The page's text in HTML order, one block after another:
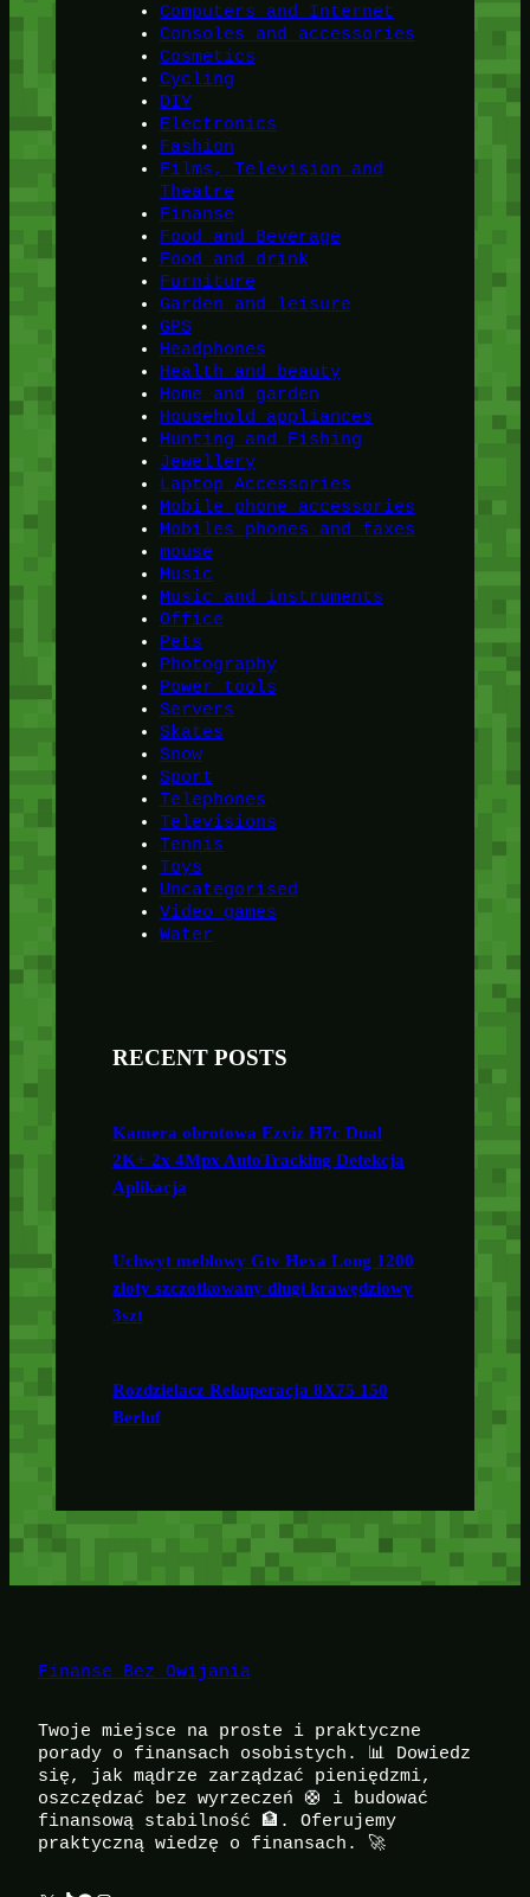
Computers and Internet
Consoles and accessories
Cosmetics
Cycling
DIY
Electronics
Fashion
Films, Television and
Theatre
Finanse
Food and Beverage
Food and drink
Furniture
Garden and leisure
GPS
Headphones
Health and beauty
Home and garden
Household appliances
Hunting and Fishing
Jewellery
Laptop Accessories
Mobile phone accessories
Mobiles phones and faxes
mouse
Music
Music and instruments
Office
Pets
Photography
Power tools
Servers
Skates
Snow
Sport
Telephones
Televisions
Tennis
Toys
Uncategorised
Video games
Water
RECENT POSTS
Kamera obrotowa Ezviz H7c Dual
2K+ 2x 4Mpx AutoTracking Detekcja
Aplikacja
Uchwyt meblowy Gtv Hexa Long 1200
złoty szczotkowany długi krawędziowy
3szt
Rozdzielacz Rekuperacja 8X75 150
Berluf
Finanse Bez Owijania
Twoje miejsce na proste i praktyczne
porady o finansach osobistych. 📊 Dowiedz
się, jak mądrze zarządzać pieniędzmi,
oszczędzać bez wyrzeczeń 🛟 i budować
finansową stabilność 🏦. Oferujemy
praktyczną wiedzę o finansach. 🚀